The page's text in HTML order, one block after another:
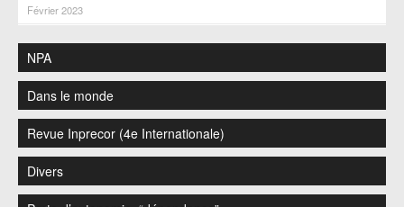
Février 2023
NPA
Dans le monde
Revue Inprecor (4e Internationale)
Divers